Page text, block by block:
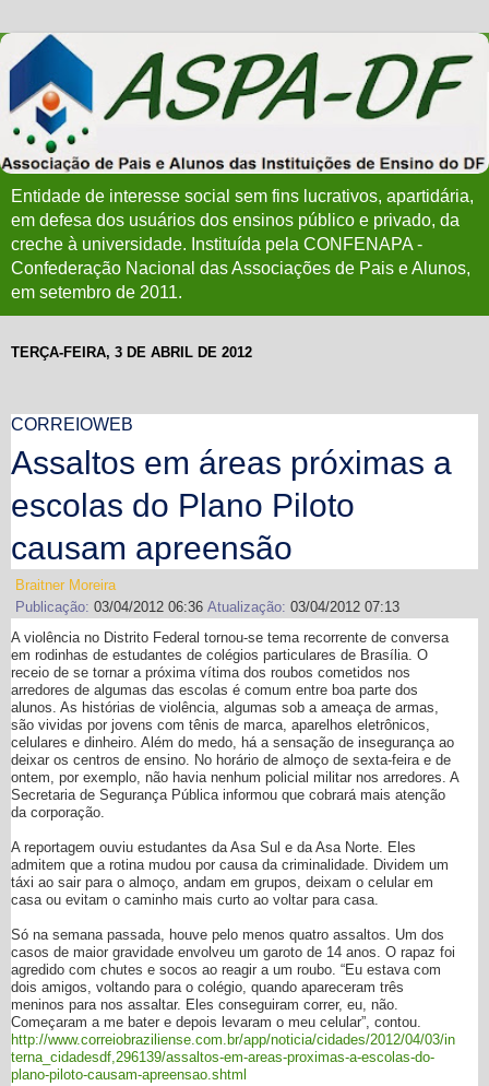
Entidade de interesse social sem fins lucrativos, apartidária,
em defesa dos usuários dos ensinos público e privado, da
creche à universidade. Instituída pela CONFENAPA -
Confederação Nacional das Associações de Pais e Alunos,
em setembro de 2011.
TERÇA-FEIRA, 3 DE ABRIL DE 2012
CORREIOWEB
Assaltos em áreas próximas a
escolas do Plano Piloto
causam apreensão
Braitner Moreira
Publicação: 03/04/2012 06:36 Atualização: 03/04/2012 07:13
A violência no Distrito Federal tornou-se tema recorrente de conversa
em rodinhas de estudantes de colégios particulares de Brasília. O
receio de se tornar a próxima vítima dos roubos cometidos nos
arredores de algumas das escolas é comum entre boa parte dos
alunos. As histórias de violência, algumas sob a ameaça de armas,
são vividas por jovens com tênis de marca, aparelhos eletrônicos,
celulares e dinheiro. Além do medo, há a sensação de insegurança ao
deixar os centros de ensino. No horário de almoço de sexta-feira e de
ontem, por exemplo, não havia nenhum policial militar nos arredores. A
Secretaria de Segurança Pública informou que cobrará mais atenção
da corporação.
A reportagem ouviu estudantes da Asa Sul e da Asa Norte. Eles
admitem que a rotina mudou por causa da criminalidade. Dividem um
táxi ao sair para o almoço, andam em grupos, deixam o celular em
casa ou evitam o caminho mais curto ao voltar para casa.
Só na semana passada, houve pelo menos quatro assaltos. Um dos
casos de maior gravidade envolveu um garoto de 14 anos. O rapaz foi
agredido com chutes e socos ao reagir a um roubo. “Eu estava com
dois amigos, voltando para o colégio, quando apareceram três
meninos para nos assaltar. Eles conseguiram correr, eu, não.
Começaram a me bater e depois levaram o meu celular”, contou.
http://www.correiobraziliense.com.br/app/noticia/cidades/2012/04/03/in
terna_cidadesdf,296139/assaltos-em-areas-proximas-a-escolas-do-
plano-piloto-causam-apreensao.shtml